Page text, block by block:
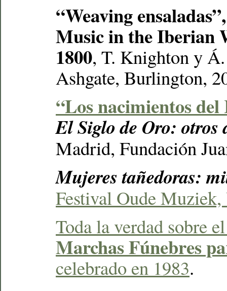
“Weaving
Music in the Iberian
1800, T. Knighton y
Ashgate, Burlington,
“Los nacimientos
El Siglo de Oro: otros
Madrid, Fundación
Mujeres tañedoras:
Festival Oude
Toda la verdad sobre
Marchas Fúnebres
celebrado en 1983.